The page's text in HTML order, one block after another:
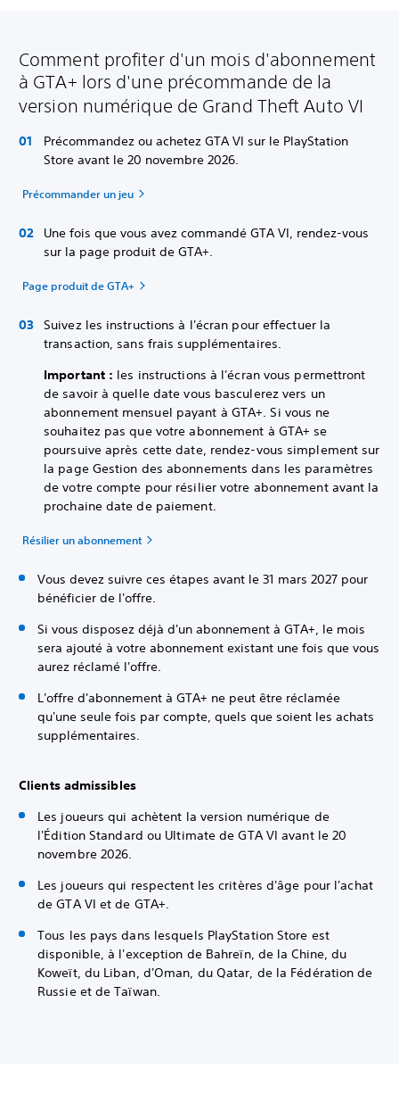
Comment profiter d'un mois d'abonnement
à GTA+ lors d'une précommande de la
version numérique de Grand Theft Auto VI
Précommandez ou achetez GTA VI sur le PlayStation
Store avant le 20 novembre 2026.
Précommander un jeu
Une fois que vous avez commandé GTA VI, rendez-vous
sur la page produit de GTA+.
Page produit de GTA+
Suivez les instructions à l'écran pour effectuer la
transaction, sans frais supplémentaires.
Important : les instructions à l'écran vous permettront
de savoir à quelle date vous basculerez vers un
abonnement mensuel payant à GTA+. Si vous ne
souhaitez pas que votre abonnement à GTA+ se
poursuive après cette date, rendez-vous simplement sur
la page Gestion des abonnements dans les paramètres
de votre compte pour résilier votre abonnement avant la
prochaine date de paiement.
Résilier un abonnement
Vous devez suivre ces étapes avant le 31 mars 2027 pour
bénéficier de l'offre.
Si vous disposez déjà d'un abonnement à GTA+, le mois
sera ajouté à votre abonnement existant une fois que vous
aurez réclamé l'offre.
L'offre d'abonnement à GTA+ ne peut être réclamée
qu'une seule fois par compte, quels que soient les achats
supplémentaires.
Clients admissibles
Les joueurs qui achètent la version numérique de
l'Édition Standard ou Ultimate de GTA VI avant le 20
novembre 2026.
Les joueurs qui respectent les critères d'âge pour l'achat
de GTA VI et de GTA+.
Tous les pays dans lesquels PlayStation Store est
disponible, à l'exception de Bahreïn, de la Chine, du
Koweït, du Liban, d'Oman, du Qatar, de la Fédération de
Russie et de Taïwan.